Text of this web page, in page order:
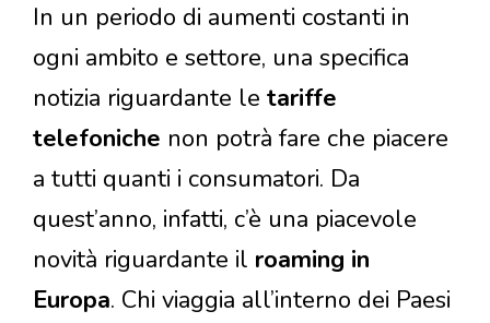
In un periodo di aumenti costanti in
ogni ambito e settore, una specifica
notizia riguardante le tariffe
telefoniche non potrà fare che piacere
a tutti quanti i consumatori. Da
quest’anno, infatti, c’è una piacevole
novità riguardante il roaming in
Europa. Chi viaggia all’interno dei Paesi